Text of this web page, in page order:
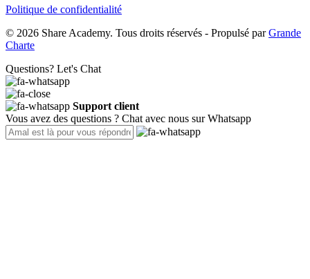
Politique de confidentialité
© 2026 Share Academy. Tous droits réservés - Propulsé parGrande
Charte
Questions? Let's Chat
Support client
Vous avez des questions ? Chat avec nous sur Whatsapp